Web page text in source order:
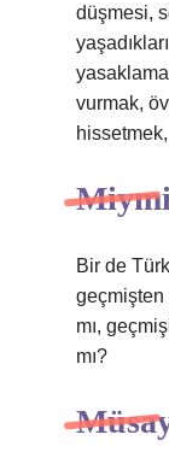
düşmesi,
vurmak,
Bir de
geçmişten
mı,
mı?